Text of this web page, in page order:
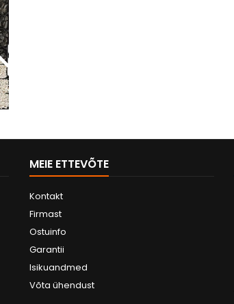
MEIE ETTEVÕTE
Kontakt
Firmast
Ostuinfo
Garantii
Isikuandmed
Võta ühendust